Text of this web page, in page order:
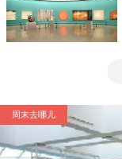
周末去哪儿